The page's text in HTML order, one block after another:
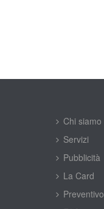
Chi siamo
Servizi
Pubblicità
La Card
Preventivo